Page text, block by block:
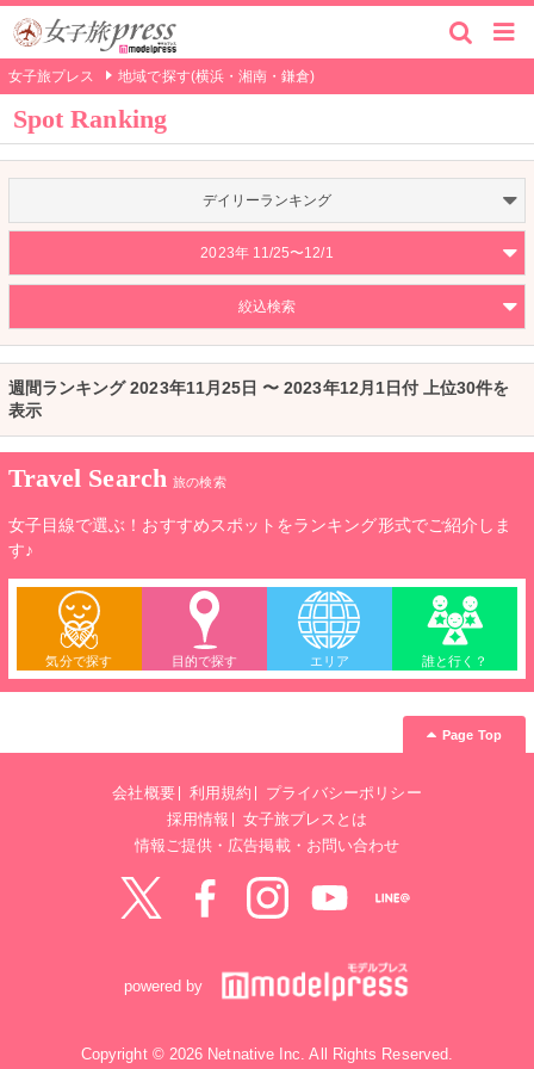
女子旅プレス 地域で探す(横浜・湘南・鎌倉)
Spot Ranking
デイリーランキング
2023年 11/25〜12/1
絞込検索
週間ランキング 2023年11月25日 〜 2023年12月1日付 上位30件を
表示
Travel Search 旅の検索
女子目線で選ぶ！おすすめスポットをランキング形式でご紹介しま
す♪
気分で探す 目的で探す エリア 誰と行く？
Page Top
会社概要 利用規約
プライバシーポリシー
採用情報
女子旅プレスとは
情報ご提供・広告掲載・お問い合わせ
powered by
Copyright © 2026 Netnative Inc. All Rights Reserved.